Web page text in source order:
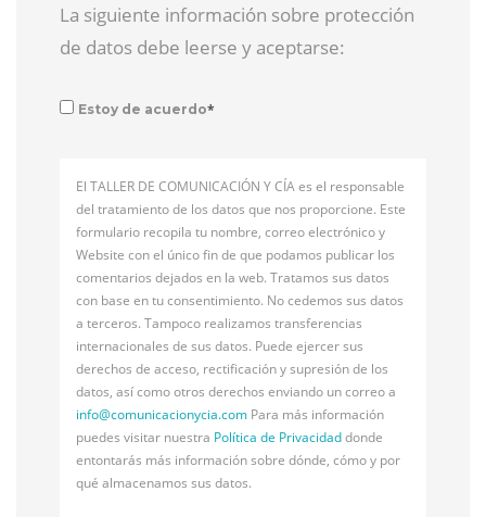
La siguiente información sobre protección
de datos debe leerse y aceptarse:
Estoy de acuerdo*
El TALLER DE COMUNICACIÓN Y CÍA es el responsable
del tratamiento de los datos que nos proporcione. Este
formulario recopila tu nombre, correo electrónico y
Website con el único fin de que podamos publicar los
comentarios dejados en la web. Tratamos sus datos
con base en tu consentimiento. No cedemos sus datos
a terceros. Tampoco realizamos transferencias
internacionales de sus datos. Puede ejercer sus
derechos de acceso, rectificación y supresión de los
datos, así como otros derechos enviando un correo a
info@comunicacionycia.com Para más información
puedes visitar nuestra Política de Privacidaddonde
entontarás más información sobre dónde, cómo y por
qué almacenamos sus datos.